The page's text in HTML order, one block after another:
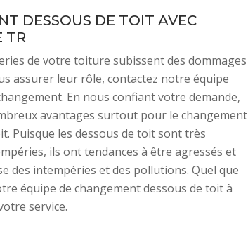
DESSOUS DE TOIT AVEC
TR
de votre toiture subissent des dommages
assurer leur rôle, contactez notre équipe
En nous confiant votre demande,
avantages surtout pour le changement
Puisque les dessous de toit sont très
ils ont tendances à être agressés et
des intempéries et des pollutions. Quel que
équipe de changement dessous de toit à
service.